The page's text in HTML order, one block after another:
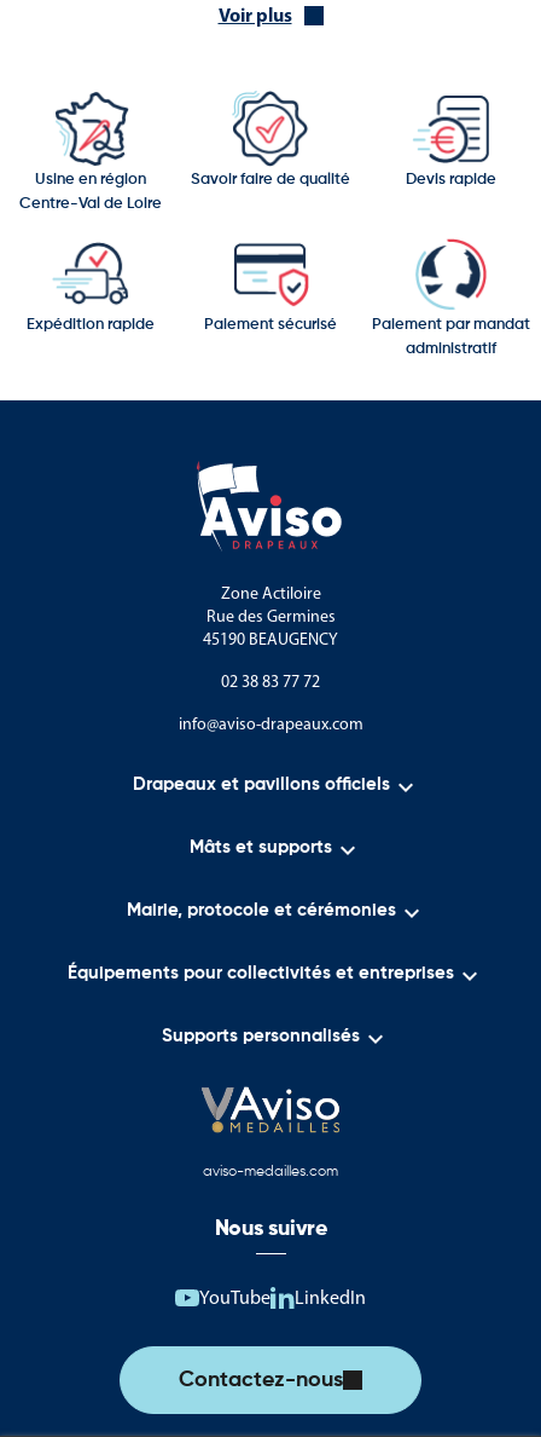
Parcs et jardins
Zones piétonnes
Sites touristiques
Espaces collectifs
Ils participent à l’information et à l’identification des différents
L’offre Aviso Drapeaux pour l’aménagement urbain
destinée aux collectivités territoriales et aux gestionnaires
En complément de cette catégorie, vous trouverez également
des corbeilles de propreté et d’autres équipements destinés à
Voir plus
Usine en région
Centre-Val de Loire
Savoir faire de qualité Devis rapide
Expédition rapide Paiement sécurisé
Paiement par mandat
administratif
Zone Actiloire
Rue des Germines
45190 BEAUGENCY
02 38 83 77 72
info@aviso-drapeaux.com
Drapeaux et pavillons officiels 
Mâts et supports 
Mairie, protocole et cérémonies 
Équipements pour collectivités et entreprises 
Supports personnalisés 
aviso-medailles.com
Nous suivre
YouTube LinkedIn
Contactez-nous